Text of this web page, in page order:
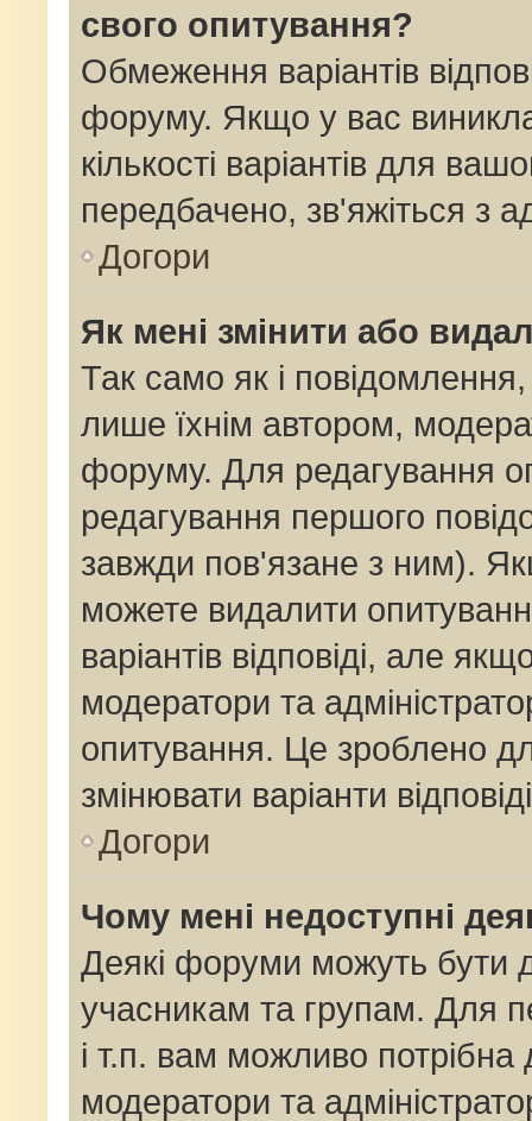
свого опитування?
Обмеження варіантів
форуму. Якщо у вас виникла
кількості варіантів для
передбачено, зв'яжіться з
Догори
Як мені змінити або
Так само як і
лише їхнім автором,
форуму. Для редагування
редагування першого
завжди пов'язане з ним).
можете видалити
варіантів відповіді, але
модератори та
опитування. Це зроблено
змінювати варіанти
Догори
Чому мені недоступні
Деякі форуми можуть бути
учасникам та групам. Для
і т.п. вам можливо
модератори та